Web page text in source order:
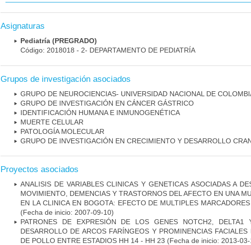
Asignaturas
Pediatría (PREGRADO)
Código: 2018018 - 2- DEPARTAMENTO DE PEDIATRÍA
Grupos de investigación asociados
GRUPO DE NEUROCIENCIAS- UNIVERSIDAD NACIONAL DE
GRUPO DE INVESTIGACIÓN EN CÁNCER GÁSTRICO
IDENTIFICACIÓN HUMANA E INMUNOGENÉTICA
MUERTE CELULAR
PATOLOGÍA MOLECULAR
GRUPO DE INVESTIGACIÓN EN CRECIMIENTO Y DESARROLLO
Proyectos asociados
ANALISIS DE VARIABLES CLINICAS Y GENETICAS ASOCIADAS A
MOVIMIENTO, DEMENCIAS Y TRASTORNOS DEL AFECTO EN UNA
EN LA CLINICA EN BOGOTA: EFECTO DE MULTIPLES
(Fecha de inicio: 2007-09-10)
PATRONES DE EXPRESIÓN DE LOS GENES NOTCH2, DELTA1
DESARROLLO DE ARCOS FARÍNGEOS Y PROMINENCIAS FACIALES
DE POLLO ENTRE ESTADIOS HH 14 - HH 23 (Fecha de inicio: 2013-